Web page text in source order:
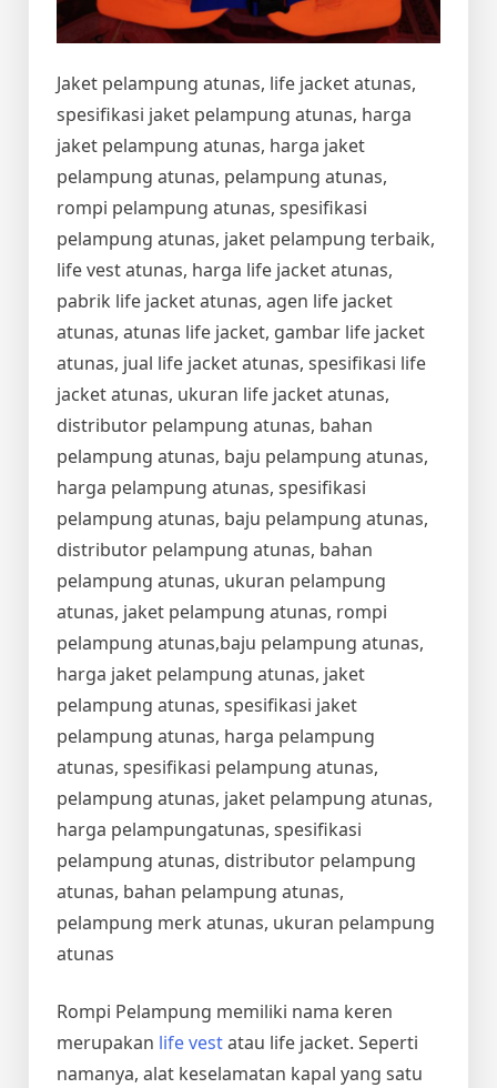
Jaket pelampung atunas, life jacket atunas,
spesifikasi jaket pelampung atunas, harga
jaket pelampung atunas, harga jaket
pelampung atunas, pelampung atunas,
rompi pelampung atunas, spesifikasi
pelampung atunas, jaket pelampung terbaik,
life vest atunas, harga life jacket atunas,
pabrik life jacket atunas, agen life jacket
atunas, atunas life jacket, gambar life jacket
atunas, jual life jacket atunas, spesifikasi life
jacket atunas, ukuran life jacket atunas,
distributor pelampung atunas, bahan
pelampung atunas, baju pelampung atunas,
harga pelampung atunas, spesifikasi
pelampung atunas, baju pelampung atunas,
distributor pelampung atunas, bahan
pelampung atunas, ukuran pelampung
atunas, jaket pelampung atunas, rompi
pelampung atunas,baju pelampung atunas,
harga jaket pelampung atunas, jaket
pelampung atunas, spesifikasi jaket
pelampung atunas, harga pelampung
atunas, spesifikasi pelampung atunas,
pelampung atunas, jaket pelampung atunas,
harga pelampungatunas, spesifikasi
pelampung atunas, distributor pelampung
atunas, bahan pelampung atunas,
pelampung merk atunas, ukuran pelampung
atunas
Rompi Pelampung memiliki nama keren
merupakan life vestatau life jacket. Seperti
namanya, alat keselamatan kapal yang satu